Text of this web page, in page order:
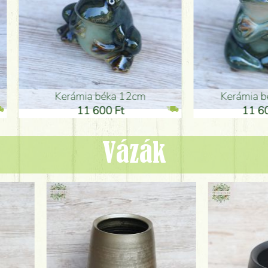
béka 12cm
600 Ft
Kerámia béka 12cm
11 600 Ft
Vázák